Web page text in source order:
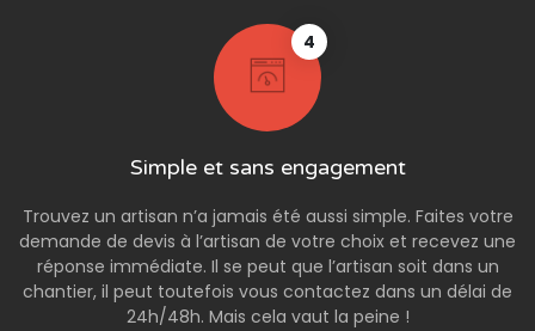
4
Simple et sans engagement
Trouvez un artisan n’a jamais été aussi simple. Faites votre
demande de devis à l’artisan de votre choix et recevez une
réponse immédiate. Il se peut que l’artisan soit dans un
chantier, il peut toutefois vous contactez dans un délai de
24h/48h. Mais cela vaut la peine !